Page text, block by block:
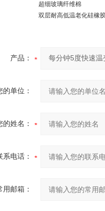
超细玻璃纤维棉
双层耐高低温老化硅橡
产品：
的单位：
的姓名：
系电话：
用邮箱：